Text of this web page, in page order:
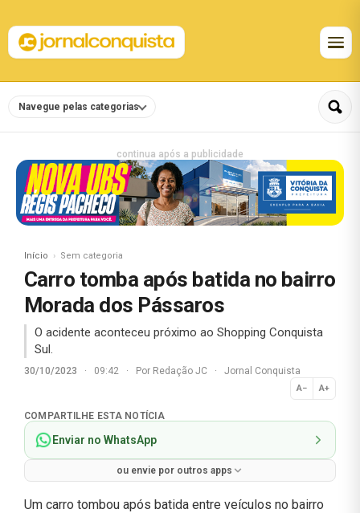
Navegue pelas categorias
continua após a publicidade
Início Sem categoria
Carro tomba após batida no bairro
Morada dos Pássaros
O acidente aconteceu próximo ao Shopping Conquista
Sul.
30/10/2023 · 09:42 · Por Redação JC · Jornal Conquista
A− A+
Normal
COMPARTILHE ESTA NOTÍCIA
Enviar no WhatsApp
ou envie por outros apps
Um carro tombou após batida entre veículos no bairro